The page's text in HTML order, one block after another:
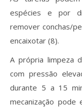
espécies e por
remover conchas/
encaixotar (8).
A própria limpeza
com pressão
durante 5 a 15
mecanização pode